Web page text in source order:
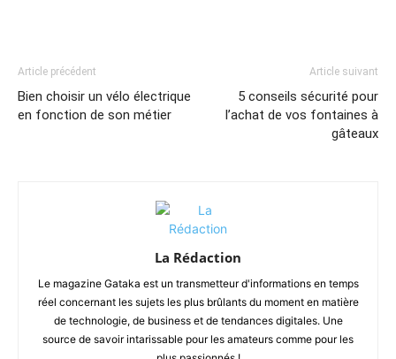
Article précédent
Bien choisir un vélo électrique
en fonction de son métier
Article suivant
5 conseils sécurité pour
l’achat de vos fontaines à
gâteaux
La Rédaction
Le magazine Gataka est un transmetteur d'informations en temps
réel concernant les sujets les plus brûlants du moment en matière
de technologie, de business et de tendances digitales. Une
source de savoir intarissable pour les amateurs comme pour les